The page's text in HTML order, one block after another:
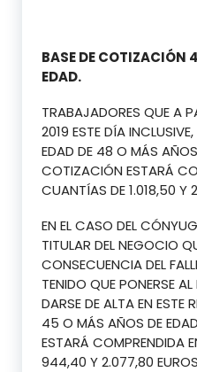
BASE DE COTIZACIÓN
EDAD.
TRABAJADORES QUE A
2019 ESTE DÍA
EDAD DE 48 O MÁS
COTIZACIÓN ESTARÁ
CUANTÍAS DE 1.018,50 Y
EN EL CASO DEL
TITULAR DEL NEGOCIO
CONSECUENCIA DEL
TENIDO QUE PONERSE
DARSE DE ALTA EN ESTE
45 O MÁS AÑOS DE
ESTARÁ COMPRENDIDA
944,40 Y 2.077,80